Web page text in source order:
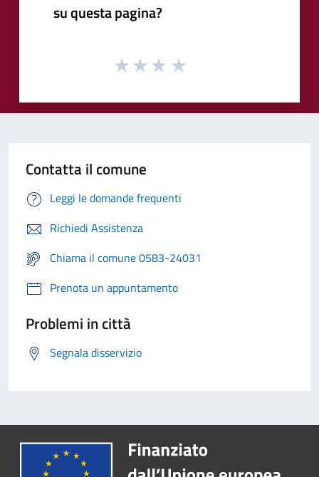
su questa pagina?
Contatta il comune
Leggi le domande frequenti
Richiedi Assistenza
Chiama il comune 0583-24031
Prenota un appuntamento
Problemi in città
Segnala disservizio